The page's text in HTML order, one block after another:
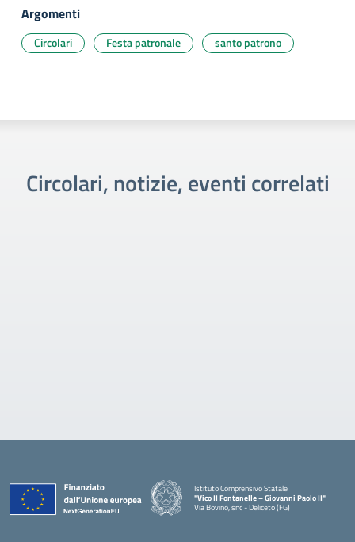
Argomenti
Circolari Festa patronale santo patrono
Circolari, notizie, eventi correlati
Istituto Comprensivo Statale
"Vico II Fontanelle – Giovanni Paolo II"
Via Bovino, snc - Deliceto (FG)